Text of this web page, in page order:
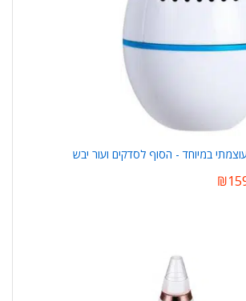
במיוחד - הסוף לסדקים ועור יבש
₪